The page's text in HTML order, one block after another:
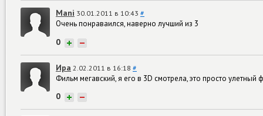
Mani 30.01.2011 в 10:43 #
Очень понраваился, наверно лучший из 3
0 + −
Ира 2.02.2011 в 16:18 #
Фильм мегавский, я его в 3D смотрела, это просто
0 + −